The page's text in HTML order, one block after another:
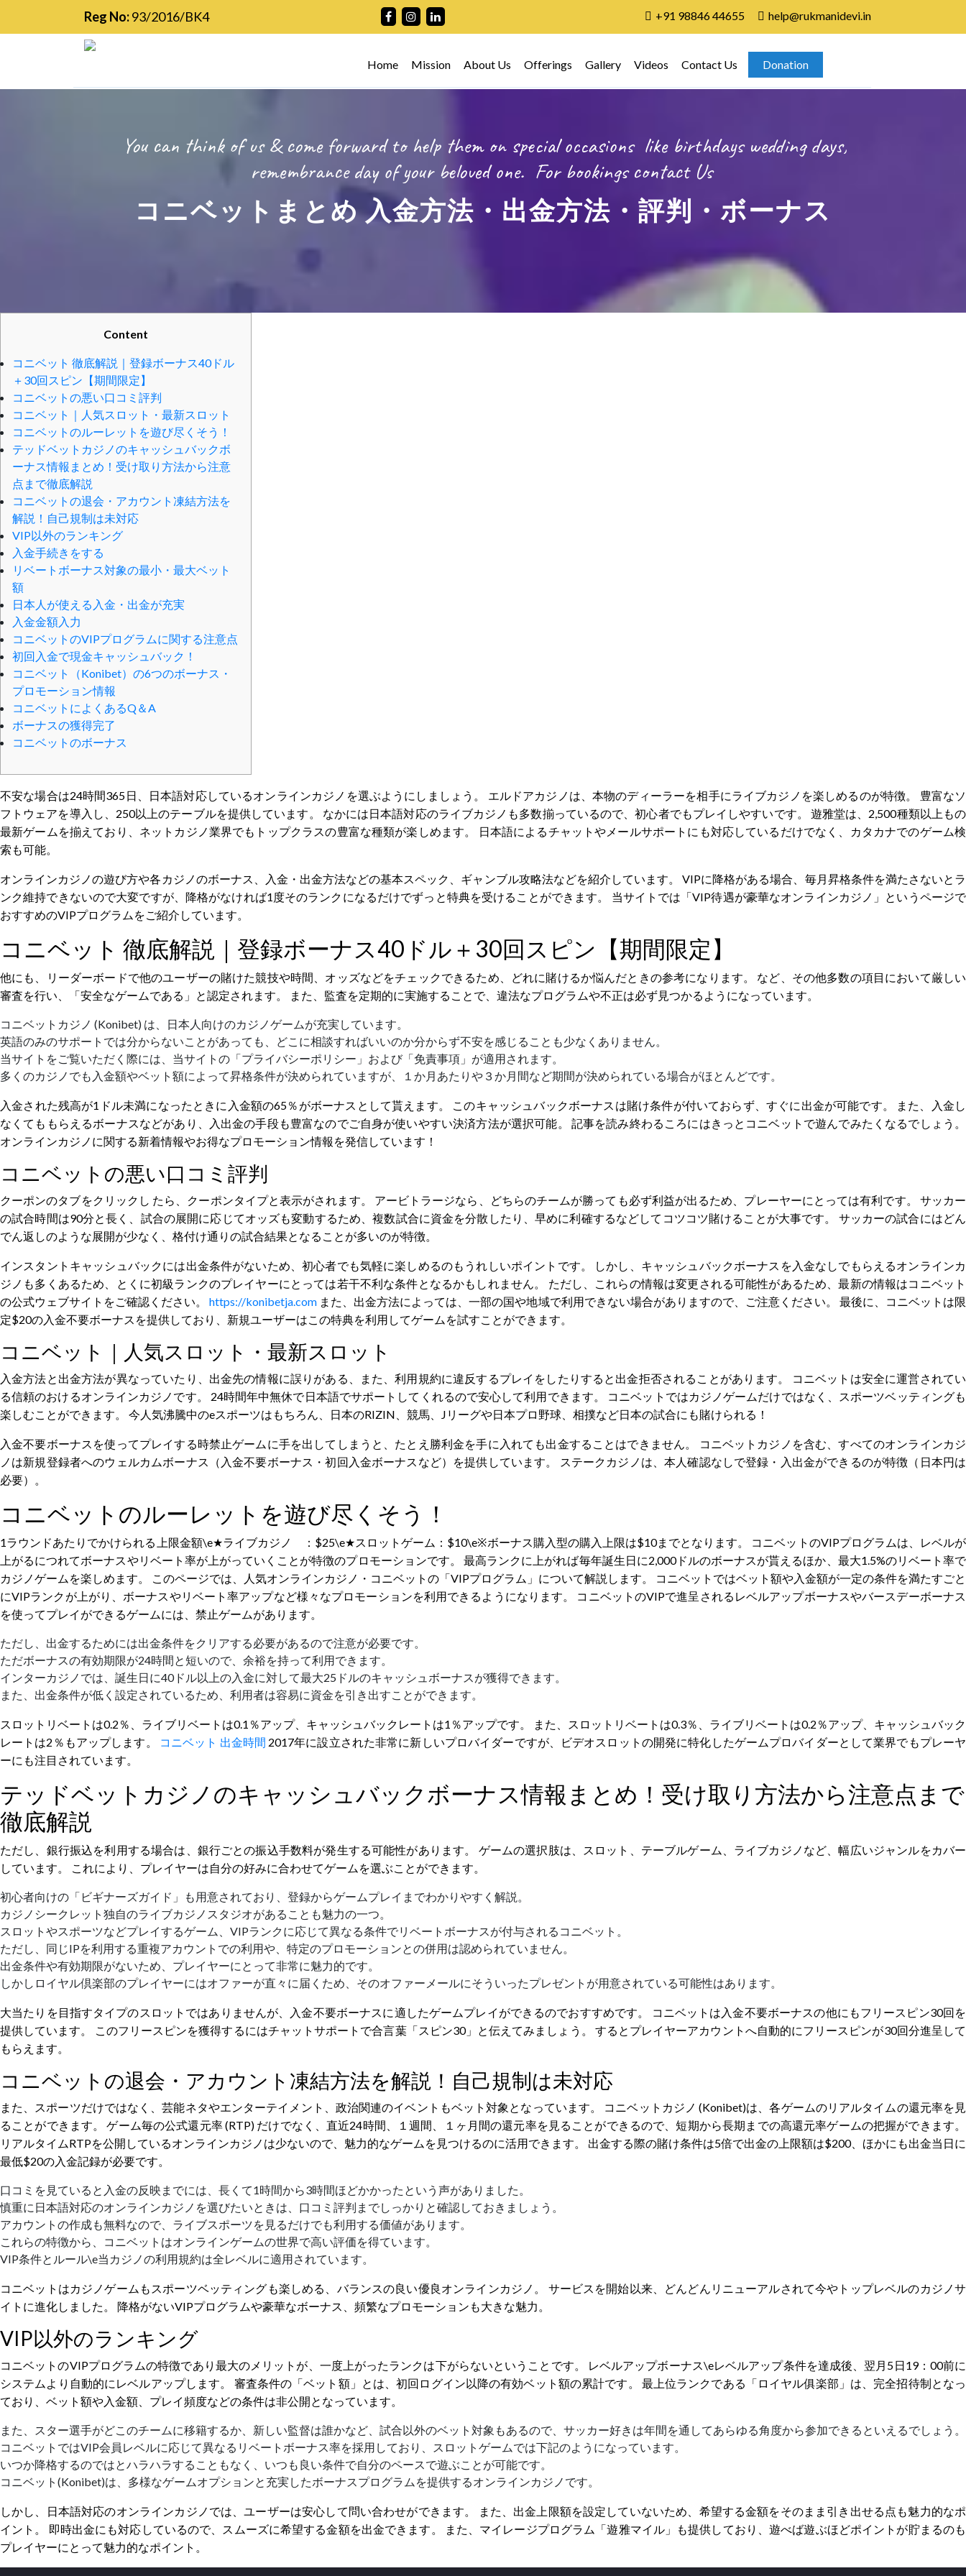
Reg No:93/2016/BK4 +91 98846 44655 help@rukmanidevi.in
Home Mission About Us Offerings Gallery Videos Contact Us Donation
You can think of us & come forward to help them on special occasions like birthdays wedding days,
remembrance day of your beloved one. For bookingscontact Us
コニベットまとめ 入金方法・出金方法・評判・ボーナス
Content
コニベット 徹底解説｜登録ボーナス40ドル
＋30回スピン【期間限定】
コニベットの悪い口コミ評判
コニベット｜人気スロット・最新スロット
コニベットのルーレットを遊び尽くそう！
テッドベットカジノのキャッシュバックボ
ーナス情報まとめ！受け取り方法から注意
点まで徹底解説
コニベットの退会・アカウント凍結方法を
解説！自己規制は未対応
VIP以外のランキング
入金手続きをする
リベートボーナス対象の最小・最大ベット
額
日本人が使える入金・出金が充実
入金金額入力
コニベットのVIPプログラムに関する注意点
初回入金で現金キャッシュバック！
コニベット（Konibet）の6つのボーナス・
プロモーション情報
コニベットによくあるQ＆A
ボーナスの獲得完了
コニベットのボーナス
不安な場合は24時間365日、日本語対応しているオンラインカジノを選ぶようにしましょう。 エルドアカジノは、本物のディーラーを相手にライブカジノを楽しめるのが特徴。 豊富なソ
フトウェアを導入し、250以上のテーブルを提供しています。 なかには日本語対応のライブカジノも多数揃っているので、初心者でもプレイしやすいです。 遊雅堂は、2,500種類以上もの
最新ゲームを揃えており、ネットカジノ業界でもトップクラスの豊富な種類が楽しめます。 日本語によるチャットやメールサポートにも対応しているだけでなく、カタカナでのゲーム検
索も可能。
オンラインカジノの遊び方や各カジノのボーナス、入金・出金方法などの基本スペック、ギャンブル攻略法などを紹介しています。 VIPに降格がある場合、毎月昇格条件を満たさないとラ
ンク維持できないので大変ですが、降格がなければ1度そのランクになるだけでずっと特典を受けることができます。 当サイトでは「VIP待遇が豪華なオンラインカジノ」というページで
おすすめのVIPプログラムをご紹介しています。
コニベット 徹底解説｜登録ボーナス40ドル＋30回スピン【期間限定】
他にも、リーダーボードで他のユーザーの賭けた競技や時間、オッズなどをチェックできるため、どれに賭けるか悩んだときの参考になります。 など、その他多数の項目において厳しい
審査を行い、「安全なゲームである」と認定されます。 また、監査を定期的に実施することで、違法なプログラムや不正は必ず見つかるようになっています。
コニベットカジノ (Konibet) は、日本人向けのカジノゲームが充実しています。
英語のみのサポートでは分からないことがあっても、どこに相談すればいいのか分からず不安を感じることも少なくありません。
当サイトをご覧いただく際には、当サイトの「プライバシーポリシー」および「免責事項」が適用されます。
多くのカジノでも入金額やベット額によって昇格条件が決められていますが、１か月あたりや３か月間など期間が決められている場合がほとんどです。
入金された残高が1ドル未満になったときに入金額の65％がボーナスとして貰えます。 このキャッシュバックボーナスは賭け条件が付いておらず、すぐに出金が可能です。 また、入金し
なくてももらえるボーナスなどがあり、入出金の手段も豊富なのでご自身が使いやすい決済方法が選択可能。 記事を読み終わるころにはきっとコニベットで遊んでみたくなるでしょう。
オンラインカジノに関する新着情報やお得なプロモーション情報を発信しています！
コニベットの悪い口コミ評判
クーポンのタブをクリックし たら、クーポンタイプと表示がされます。 アービトラージなら、どちらのチームが勝っても必ず利益が出るため、プレーヤーにとっては有利です。 サッカー
の試合時間は90分と長く、試合の展開に応じてオッズも変動するため、複数試合に資金を分散したり、早めに利確するなどしてコツコツ賭けることが大事です。 サッカーの試合にはどん
でん返しのような展開が少なく、格付け通りの試合結果となることが多いのが特徴。
インスタントキャッシュバックには出金条件がないため、初心者でも気軽に楽しめるのもうれしいポイントです。 しかし、キャッシュバックボーナスを入金なしでもらえるオンラインカ
ジノも多くあるため、とくに初級ランクのプレイヤーにとっては若干不利な条件となるかもしれません。 ただし、これらの情報は変更される可能性があるため、最新の情報はコニベット
の公式ウェブサイトをご確認ください。https://konibetja.com また、出金方法によっては、一部の国や地域で利用できない場合がありますので、ご注意ください。 最後に、コニベットは限
定$20の入金不要ボーナスを提供しており、新規ユーザーはこの特典を利用してゲームを試すことができます。
コニベット｜人気スロット・最新スロット
入金方法と出金方法が異なっていたり、出金先の情報に誤りがある、また、利用規約に違反するプレイをしたりすると出金拒否されることがあります。 コニベットは安全に運営されてい
る信頼のおけるオンラインカジノです。 24時間年中無休で日本語でサポートしてくれるので安心して利用できます。 コニベットではカジノゲームだけではなく、スポーツベッティングも
楽しむことができます。 今人気沸騰中のeスポーツはもちろん、日本のRIZIN、競馬、Jリーグや日本プロ野球、相撲など日本の試合にも賭けられる！
入金不要ボーナスを使ってプレイする時禁止ゲームに手を出してしまうと、たとえ勝利金を手に入れても出金することはできません。 コニベットカジノを含む、すべてのオンラインカジ
ノは新規登録者へのウェルカムボーナス（入金不要ボーナス・初回入金ボーナスなど）を提供しています。 ステークカジノは、本人確認なしで登録・入出金ができるのが特徴（日本円は
必要）。
コニベットのルーレットを遊び尽くそう！
1ラウンドあたりでかけられる上限金額\e★ライブカジノ ：$25\e★スロットゲーム：$10\e※ボーナス購入型の購入上限は$10までとなります。 コニベットのVIPプログラムは、レベルが
上がるにつれてボーナスやリベート率が上がっていくことが特徴のプロモーションです。 最高ランクに上がれば毎年誕生日に2,000ドルのボーナスが貰えるほか、最大1.5%のリベート率で
カジノゲームを楽しめます。 このページでは、人気オンラインカジノ・コニベットの「VIPプログラム」について解説します。 コニベットではベット額や入金額が一定の条件を満たすごと
にVIPランクが上がり、ボーナスやリベート率アップなど様々なプロモーションを利用できるようになります。 コニベットのVIPで進呈されるレベルアップボーナスやバースデーボーナス
を使ってプレイができるゲームには、禁止ゲームがあります。
ただし、出金するためには出金条件をクリアする必要があるので注意が必要です。
ただボーナスの有効期限が24時間と短いので、余裕を持って利用できます。
インターカジノでは、誕生日に40ドル以上の入金に対して最大25ドルのキャッシュボーナスが獲得できます。
また、出金条件が低く設定されているため、利用者は容易に資金を引き出すことができます。
スロットリベートは0.2％、ライブリベートは0.1％アップ、キャッシュバックレートは1％アップです。 また、スロットリベートは0.3％、ライブリベートは0.2％アップ、キャッシュバック
レートは2％もアップします。
コニベット 出金時間 2017年に設立された非常に新しいプロバイダーですが、ビデオスロットの開発に特化したゲームプロバイダーとして業界でもプレーヤ
ーにも注目されています。
テッドベットカジノのキャッシュバックボーナス情報まとめ！受け取り方法から注意点まで
徹底解説
ただし、銀行振込を利用する場合は、銀行ごとの振込手数料が発生する可能性があります。 ゲームの選択肢は、スロット、テーブルゲーム、ライブカジノなど、幅広いジャンルをカバー
しています。 これにより、プレイヤーは自分の好みに合わせてゲームを選ぶことができます。
初心者向けの「ビギナーズガイド」も用意されており、登録からゲームプレイまでわかりやすく解説。
カジノシークレット独自のライブカジノスタジオがあることも魅力の一つ。
スロットやスポーツなどプレイするゲーム、VIPランクに応じて異なる条件でリベートボーナスが付与されるコニベット。
ただし、同じIPを利用する重複アカウントでの利用や、特定のプロモーションとの併用は認められていません。
出金条件や有効期限がないため、プレイヤーにとって非常に魅力的です。
しかしロイヤル倶楽部のプレイヤーにはオファーが直々に届くため、そのオファーメールにそういったプレゼントが用意されている可能性はあります。
大当たりを目指すタイプのスロットではありませんが、入金不要ボーナスに適したゲームプレイができるのでおすすめです。 コニベットは入金不要ボーナスの他にもフリースピン30回を
提供しています。 このフリースピンを獲得するにはチャットサポートで合言葉「スピン30」と伝えてみましょう。 するとプレイヤーアカウントへ自動的にフリースピンが30回分進呈して
もらえます。
コニベットの退会・アカウント凍結方法を解説！自己規制は未対応
また、スポーツだけではなく、芸能ネタやエンターテイメント、政治関連のイベントもベット対象となっています。 コニベットカジノ (Konibet)は、各ゲームのリアルタイムの還元率を見
ることができます。 ゲーム毎の公式還元率 (RTP) だけでなく、直近24時間、１週間、１ヶ月間の還元率を見ることができるので、短期から長期までの高還元率ゲームの把握ができます。
リアルタイムRTPを公開しているオンラインカジノは少ないので、魅力的なゲームを見つけるのに活用できます。 出金する際の賭け条件は5倍で出金の上限額は$200、ほかにも出金当日に
最低$20の入金記録が必要です。
口コミを見ていると入金の反映までには、長くて1時間から3時間ほどかかったという声がありました。
慎重に日本語対応のオンラインカジノを選びたいときは、口コミ評判までしっかりと確認しておきましょう。
アカウントの作成も無料なので、ライブスポーツを見るだけでも利用する価値があります。
これらの特徴から、コニベットはオンラインゲームの世界で高い評価を得ています。
VIP条件とルール\e当カジノの利用規約は全レベルに適用されています。
コニベットはカジノゲームもスポーツベッティングも楽しめる、バランスの良い優良オンラインカジノ。 サービスを開始以来、どんどんリニューアルされて今やトップレベルのカジノサ
イトに進化しました。 降格がないVIPプログラムや豪華なボーナス、頻繁なプロモーションも大きな魅力。
VIP以外のランキング
コニベットのVIPプログラムの特徴であり最大のメリットが、一度上がったランクは下がらないということです。 レベルアップボーナス\eレベルアップ条件を達成後、翌月5日19：00前に
システムより自動的にレベルアップします。 審査条件の「ベット額」とは、初回ログイン以降の有効ベット額の累計です。 最上位ランクである「ロイヤル俱楽部」は、完全招待制となっ
ており、ベット額や入金額、プレイ頻度などの条件は非公開となっています。
また、スター選手がどこのチームに移籍するか、新しい監督は誰かなど、試合以外のベット対象もあるので、サッカー好きは年間を通してあらゆる角度から参加できるといえるでしょう。
コニベットではVIP会員レベルに応じて異なるリベートボーナス率を採用しており、スロットゲームでは下記のようになっています。
いつか降格するのではとハラハラすることもなく、いつも良い条件で自分のペースで遊ぶことが可能です。
コニベット(Konibet)は、多様なゲームオプションと充実したボーナスプログラムを提供するオンラインカジノです。
しかし、日本語対応のオンラインカジノでは、ユーザーは安心して問い合わせができます。 また、出金上限額を設定していないため、希望する金額をそのまま引き出せる点も魅力的なポ
イント。 即時出金にも対応しているので、スムーズに希望する金額を出金できます。 また、マイレージプログラム「遊雅マイル」も提供しており、遊べば遊ぶほどポイントが貯まるのも
プレイヤーにとって魅力的なポイント。